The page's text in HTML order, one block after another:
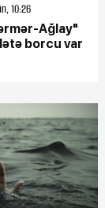
10:26
Ağlay"
MMC-nin dövlətə borcu var